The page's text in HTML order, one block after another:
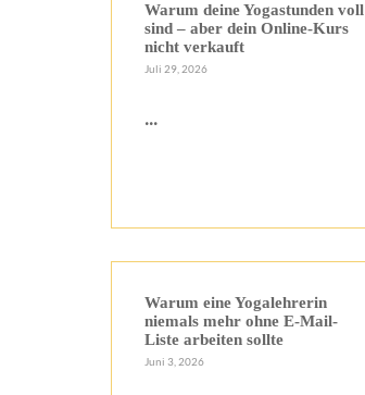
Warum deine Yogastunden voll
sind – aber dein Online-Kurs
nicht verkauft
Juli 29, 2026
...
Warum eine Yogalehrerin
niemals mehr ohne E-Mail-
Liste arbeiten sollte
Juni 3, 2026